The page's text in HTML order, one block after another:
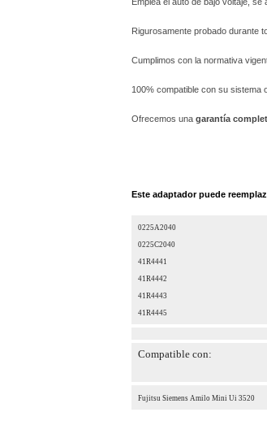
Emplea el auto de bajo voltaje, se
Rigurosamente probado durante
Cumplimos con la normativa
100% compatible con su sistema
Ofrecemos una garantía
Este adaptador puede
0225A2040
0225C2040
41R4441
41R4442
41R4443
41R4445
Compatible con:
Fujitsu Siemens Amilo Mini Ui 3520